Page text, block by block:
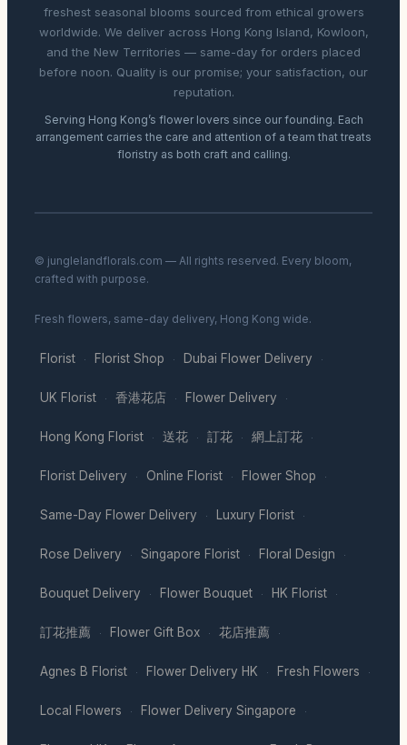
freshest seasonal blooms sourced from ethical growers
worldwide. We deliver across Hong Kong Island, Kowloon,
and the New Territories — same-day for orders placed
before noon. Quality is our promise; your satisfaction, our
reputation.
Serving Hong Kong’s flower lovers since our founding. Each
arrangement carries the care and attention of a team that treats
floristry as both craft and calling.
© junglelandflorals.com — All rights reserved. Every bloom,
crafted with purpose.
Fresh flowers, same-day delivery, Hong Kong wide.
Florist · Florist Shop · Dubai Flower Delivery ·
UK Florist · 香港花店 · Flower Delivery ·
Hong Kong Florist · 送花 · 訂花 · 網上訂花 ·
Florist Delivery · Online Florist · Flower Shop ·
Same-Day Flower Delivery · Luxury Florist ·
Rose Delivery · Singapore Florist · Floral Design ·
Bouquet Delivery · Flower Bouquet · HK Florist ·
訂花推薦 · Flower Gift Box · 花店推薦 ·
Agnes B Florist · Flower Delivery HK · Fresh Flowers ·
Local Flowers · Flower Delivery Singapore ·